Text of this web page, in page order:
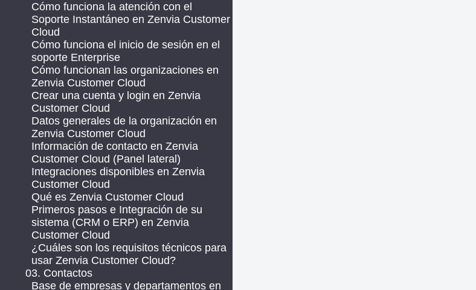
Cómo funciona la atención con el
Soporte Instantáneo en Zenvia Customer
Cloud
Cómo funciona el inicio de sesión en el
soporte Enterprise
Cómo funcionan las organizaciones en
Zenvia Customer Cloud
Crear una cuenta y login en Zenvia
Customer Cloud
Datos generales de la organización en
Zenvia Customer Cloud
Información de contacto en Zenvia
Customer Cloud (Panel lateral)
Integraciones disponibles en Zenvia
Customer Cloud
Qué es Zenvia Customer Cloud
Primeros pasos e Integración de su
sistema (CRM o ERP) en Zenvia
Customer Cloud
¿Cuáles son los requisitos técnicos para
usar Zenvia Customer Cloud?
03. Contactos
Base de empresas y departamentos en